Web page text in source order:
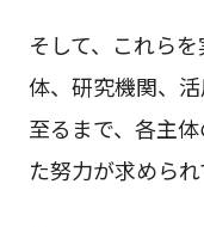
そして、これら
体、研究機関、
至るまで、各主
た努力が求められ